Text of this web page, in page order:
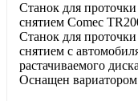
Станок для
снятием Comec
Станок для
снятием с
растачиваемого
Оснащен